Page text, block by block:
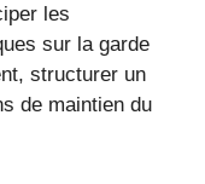
les
sur la garde
structurer un
de maintien du